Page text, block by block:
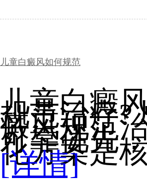
儿童白癜风如何规范
儿童白癜
规范治疗?
癜风规范
可靠优先
化方案是
[详情]